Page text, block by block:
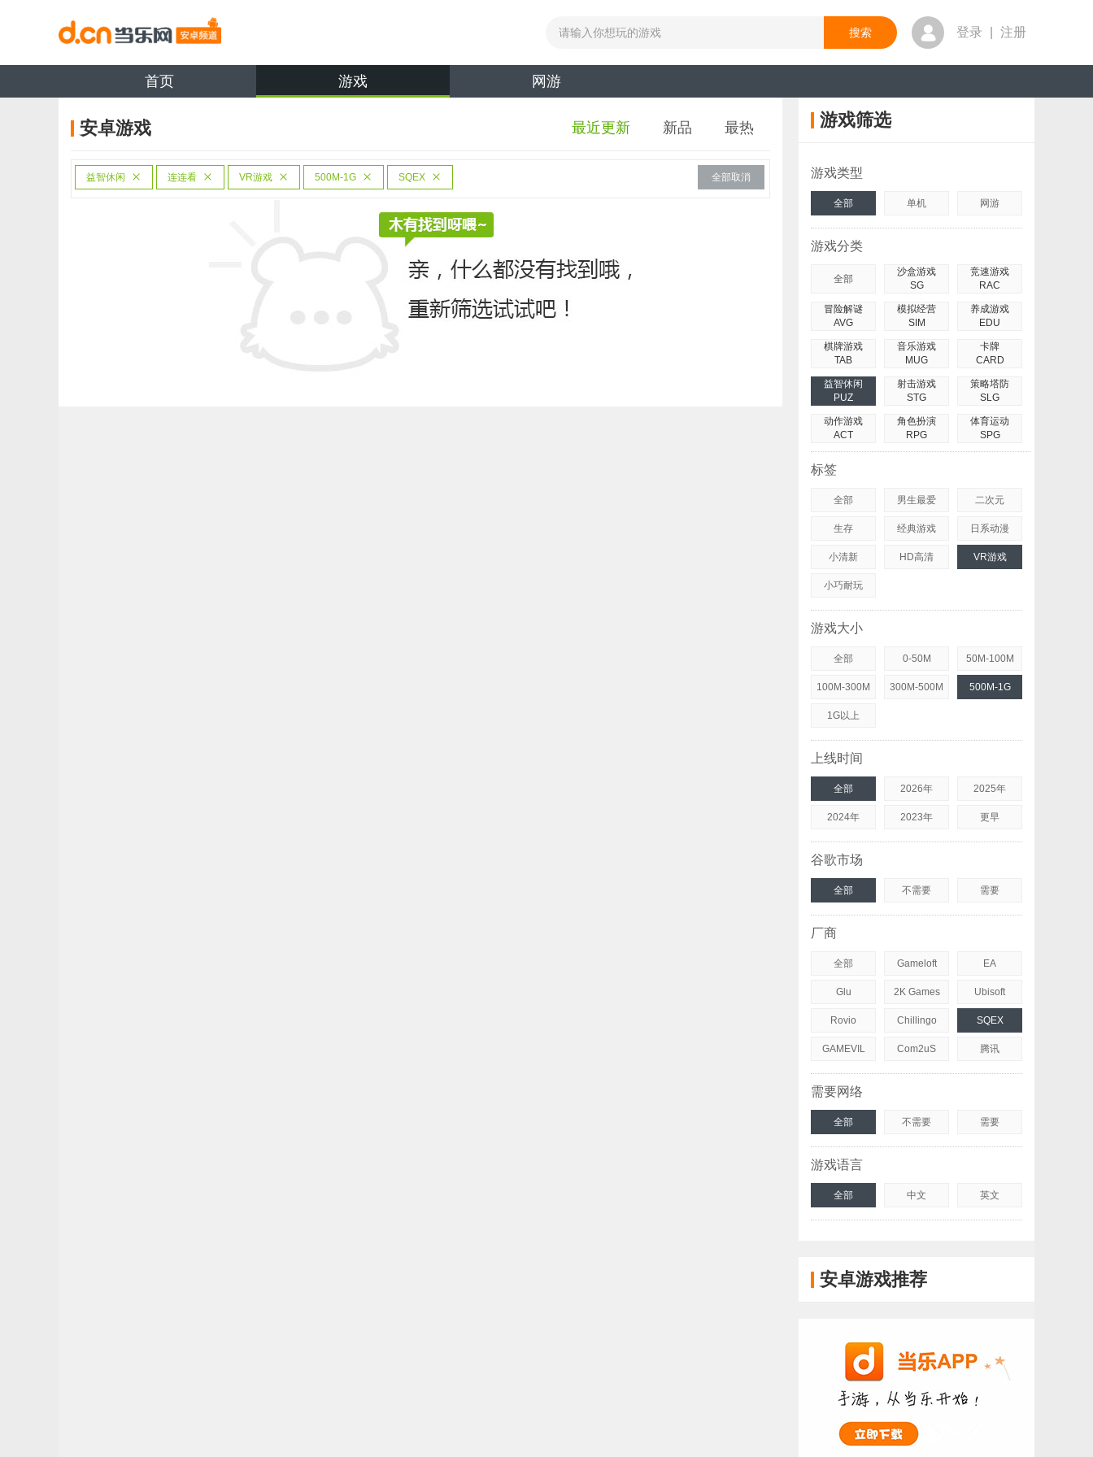
登录 注册
首页 游戏 网游
安卓游戏 最近更新 新品 最热
益智休闲 连连看 VR游戏 500M-1G SQEX 全部取消
游戏筛选
游戏类型
全部 单机 网游
游戏分类
全部
沙盒游戏
SG
竞速游戏
RAC
冒险解谜
AVG
模拟经营
SIM
养成游戏
EDU
棋牌游戏
TAB
音乐游戏
MUG
卡牌
CARD
益智休闲
PUZ
射击游戏
STG
策略塔防
SLG
动作游戏
ACT
角色扮演
RPG
体育运动
SPG
标签
全部 男生最爱 二次元
生存 经典游戏 日系动漫
小清新 HD高清 VR游戏
小巧耐玩
游戏大小
全部 0-50M 50M-100M
100M-300M 300M-500M 500M-1G
1G以上
上线时间
全部 2026年 2025年
2024年 2023年 更早
谷歌市场
全部 不需要 需要
厂商
全部 Gameloft EA
Glu 2K Games Ubisoft
Rovio Chillingo SQEX
GAMEVIL Com2uS 腾讯
需要网络
全部 不需要 需要
游戏语言
全部 中文 英文
安卓游戏推荐